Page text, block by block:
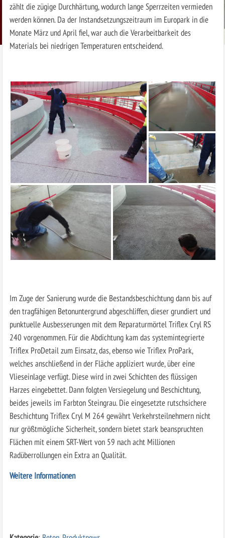
zählt die zügige Durchhärtung, wodurch lange Sperrzeiten vermieden
werden können. Da der Instandsetzungszeitraum im Europark in die
Monate März und April fiel, war auch die Verarbeitbarkeit des
Materials bei niedrigen Temperaturen entscheidend.
Im Zuge der Sanierung wurde die Bestandsbeschichtung dann bis auf
den tragfähigen Betonuntergrund abgeschliffen, dieser grundiert und
punktuelle Ausbesserungen mit dem Reparaturmörtel Triflex Cryl RS
240 vorgenommen. Für die Abdichtung kam das systemintegrierte
Triflex ProDetail zum Einsatz, das, ebenso wie Triflex ProPark,
welches anschließend in der Fläche appliziert wurde, über eine
Vlieseinlage verfügt. Diese wird in zwei Schichten des flüssigen
Harzes eingebettet. Dann folgten Versiegelung und Beschichtung,
beides jeweils im Farbton Steingrau. Die eingesetzte rutschsichere
Beschichtung Triflex Cryl M 264 gewährt Verkehrsteilnehmern nicht
nur größtmögliche Sicherheit, sondern bietet stark beanspruchten
Flächen mit einem SRT-Wert von 59 nach acht Millionen
Radüberrollungen ein Extra an Qualität.
Weitere Informationen